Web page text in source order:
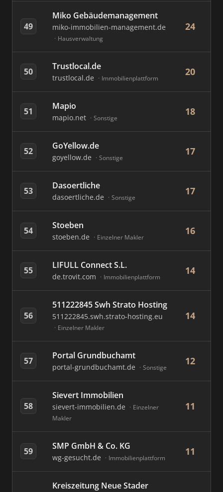
49
Miko Gebäudemanagement
miko-immobilien-management.de
Hausverwaltung
24
50 Trustlocal.de
trustlocal.de Immobilienplattform
20
51 Mapio
mapio.net Sonstige
18
52 GoYellow.de
goyellow.de Sonstige
17
53 Dasoertliche
dasoertliche.de Sonstige
17
54 Stoeben
stoeben.de Einzelner Makler
16
55 LIFULL Connect S.L.
de.trovit.com Immobilienplattform
14
56
511222845 Swh Strato Hosting
511222845.swh.strato-hosting.eu
Einzelner Makler
14
57 Portal Grundbuchamt
portal-grundbuchamt.de Sonstige
12
58
Sievert Immobilien
sievert-immobilien.de
Einzelner
Makler
11
59 SMP GmbH & Co. KG
wg-gesucht.de Immobilienplattform
11
Kreiszeitung Neue Stader